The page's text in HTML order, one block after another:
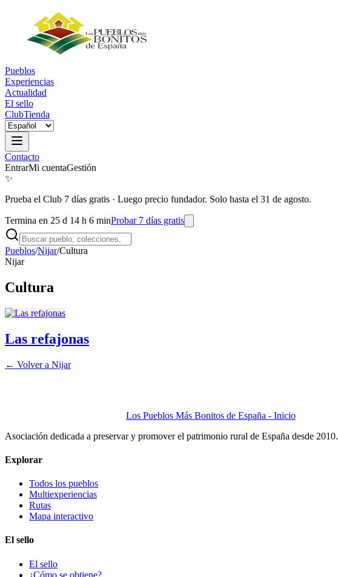
Pueblos
Experiencias
Actualidad
El sello
ClubTienda
Contacto
EntrarMi cuentaGestión
✨
Prueba el Club 7 días gratis · Luego precio fundador. Solo hasta el 31 de agosto.
Termina en 25 d 14 h 6 minProbar 7 días gratis
Pueblos/Nijar/Cultura
Nijar
Cultura
Las refajonas
← Volver a Nijar
Los Pueblos Más Bonitos de España - Inicio
Asociación dedicada a preservar y promover el patrimonio rural de España desde 2010.
Explorar
Todos los pueblos
Multiexperiencias
Rutas
Mapa interactivo
El sello
El sello
¿Cómo se obtiene?